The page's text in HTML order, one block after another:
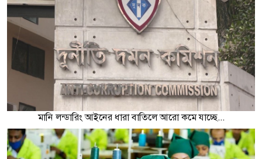
মানি লন্ডারিং আইনের ধারা বাতিলে আরো কমে যাচ্ছে...